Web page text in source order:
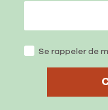
Se rappeler de